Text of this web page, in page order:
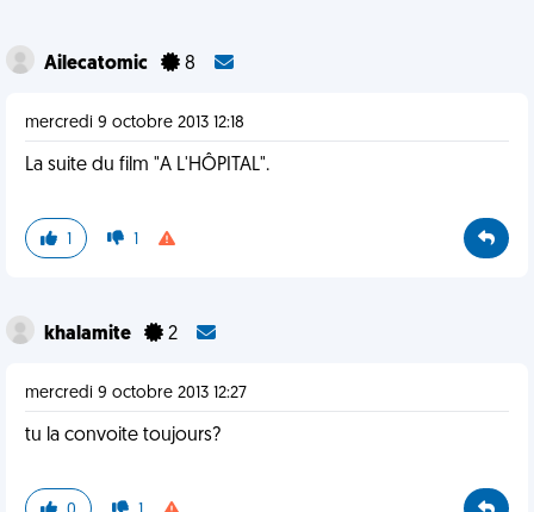
Ailecatomic 8
mercredi 9 octobre 2013 12:18
La suite du film "A L'HÔPITAL".
1 1
khalamite 2
mercredi 9 octobre 2013 12:27
tu la convoite toujours?